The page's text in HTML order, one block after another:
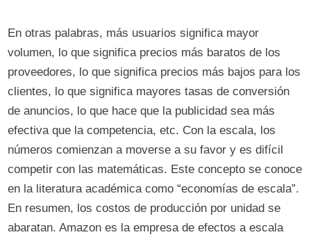
En otras palabras, más usuarios significa mayor
volumen, lo que significa precios más baratos de los
proveedores, lo que significa precios más bajos para los
clientes, lo que significa mayores tasas de conversión
de anuncios, lo que hace que la publicidad sea más
efectiva que la competencia, etc. Con la escala, los
números comienzan a moverse a su favor y es difícil
competir con las matemáticas. Este concepto se conoce
en la literatura académica como “economías de escala”.
En resumen, los costos de producción por unidad se
abaratan. Amazon es la empresa de efectos a escala